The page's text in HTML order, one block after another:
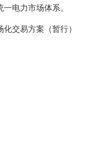
电力市场体系。
交易方案（暂行）